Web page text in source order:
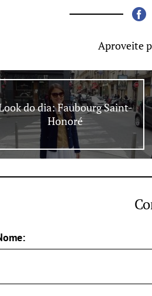
Aproveite
do dia: Faubourg Saint-
Honoré